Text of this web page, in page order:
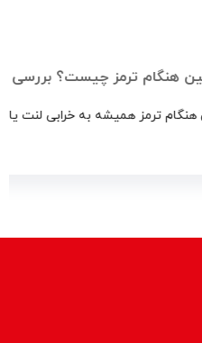
ترمز چیست؟ بررسی دلایل
همیشه به خرابی لنت یا...